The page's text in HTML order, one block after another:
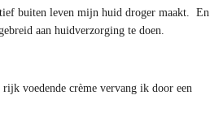
buiten leven mijn huid droger maakt. En
aan huidverzorging te doen.
voedende crème vervang ik door een